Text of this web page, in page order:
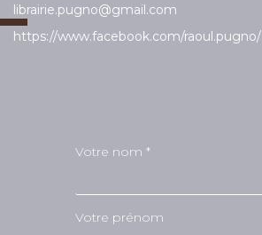
librairie.pugno@gmail.com
https://www.facebook.com/raoul.pugno/
Votre nom *
Votre prénom